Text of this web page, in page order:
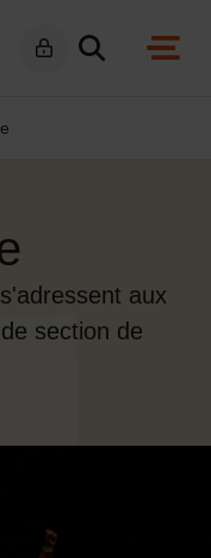
aux
section de